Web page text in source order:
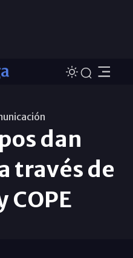
dan
través de
COPE